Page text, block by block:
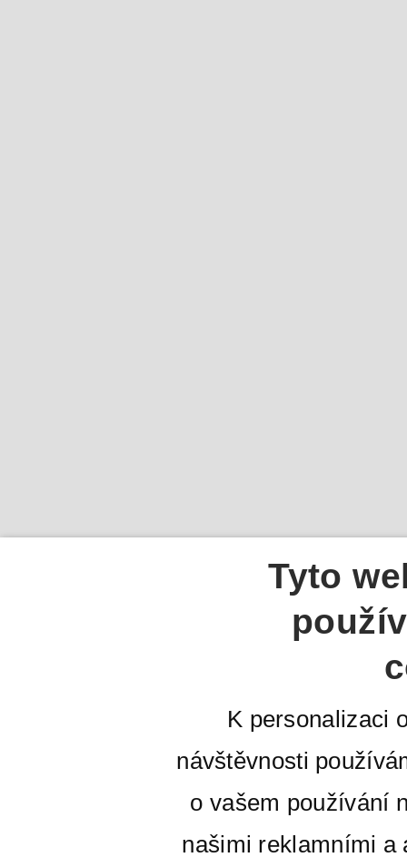
Tyto
K personalizaci
návštěvnosti
o vašem používání
našimi reklamními a